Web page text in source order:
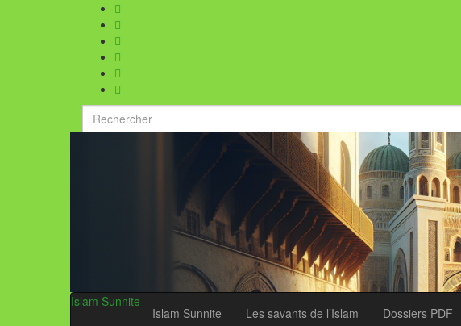
Search
for:
Islam Sunnite
Islam Sunnite Les savants de l’Islam Dossiers PDF